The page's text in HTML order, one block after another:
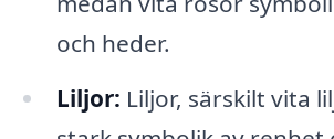
och heder.
Liljor: Liljor, särskilt vita